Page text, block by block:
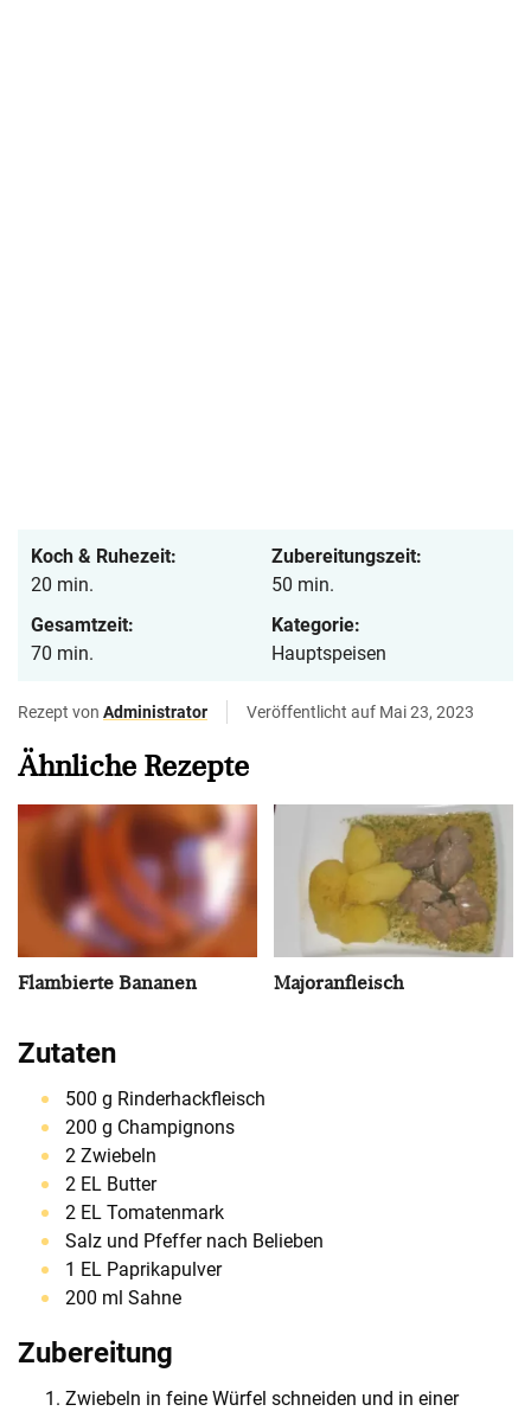
Koch & Ruhezeit:
20 min.
Zubereitungszeit:
50 min.
Gesamtzeit:
70 min.
Kategorie:
Hauptspeisen
Rezept von Administrator Veröffentlicht auf Mai 23, 2023
Ähnliche Rezepte
Flambierte Bananen Majoranfleisch
Zutaten
500 g Rinderhackfleisch
200 g Champignons
2 Zwiebeln
2 EL Butter
2 EL Tomatenmark
Salz und Pfeffer nach Belieben
1 EL Paprikapulver
200 ml Sahne
Zubereitung
Zwiebeln in feine Würfel schneiden und in einer